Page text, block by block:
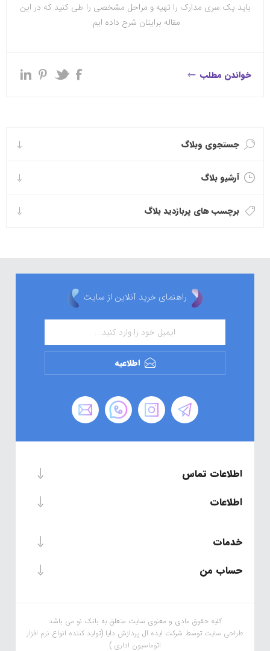
باید یک سری مدارک را تهیه و مراحل مشخصی را طی کنید که در این
مقاله برایتان شرح داده ایم.
خواندن مطلب
جستجوی وبلاگ
آرشیو بلاگ
برچسب های پربازدید بلاگ
راهنمای خرید آنلاین از سایت
اطلاعیه
اطلاعات تماس
اطلاعات
خدمات
حساب من
کلیه حقوق مادی و معنوی سایت متعلق به بانک نو می باشد
طراحی سایت توسط شرکت ایده آل پردازش دایا (تولید کننده انواع نرم افزار
اتوماسیون اداری )